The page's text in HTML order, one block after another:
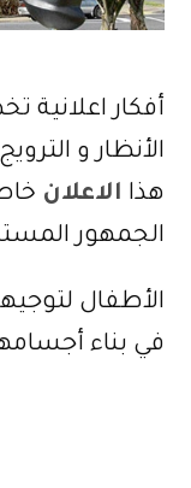
أفكار
الأنظار و
هذا الاعلان
الجمهور
الأطفال
في بناء